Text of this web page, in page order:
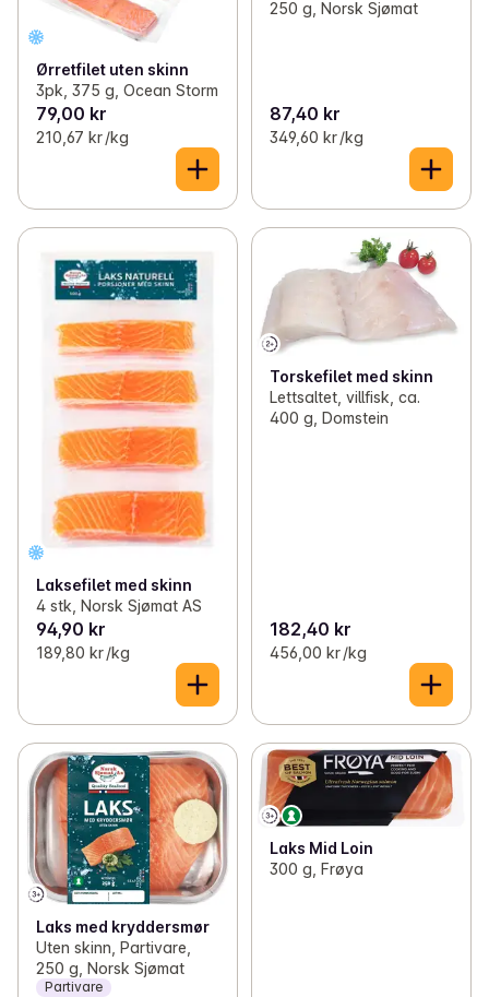
Ørretfilet uten skinn
3pk, 375 g, Ocean Storm
79,00 kr
210,67 kr /kg
250 g, Norsk Sjømat
87,40 kr
349,60 kr /kg
Laksefilet med skinn
4 stk, Norsk Sjømat AS
94,90 kr
189,80 kr /kg
Torskefilet med skinn
Lettsaltet, villfisk, ca.
400 g, Domstein
182,40 kr
456,00 kr /kg
Laks med kryddersmør
Uten skinn, Partivare,
250 g, Norsk Sjømat
Partivare
Laks Mid Loin
300 g, Frøya